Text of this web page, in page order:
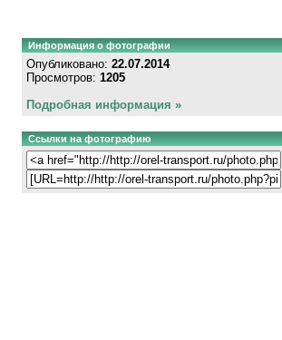
Информация о фотографии
Опубликовано: 22.07.2014
Просмотров: 1205
Подробная информация »
Ссылки на фотографию